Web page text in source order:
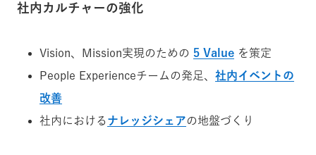
社内カルチャーの強化
Vision、Mission実現のための 5 Value を策定
People Experienceチームの発足、 社内イベントの
改善
社内における ナレッジシェアの地盤づくり